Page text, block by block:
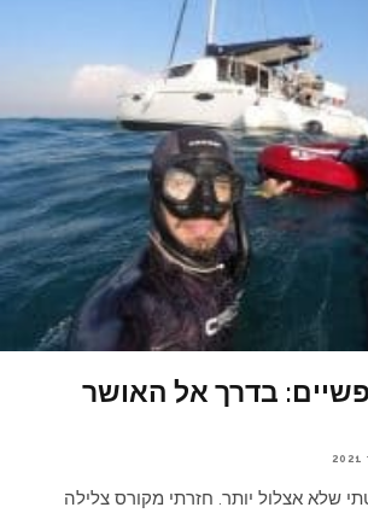
בדרך אל האושר
שלא אצלול יותר. חזרתי מקורס צלילה